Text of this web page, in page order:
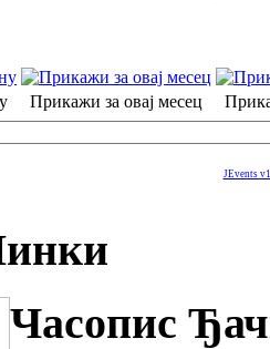
Прикажи за овај месец
JEvents
Часопис